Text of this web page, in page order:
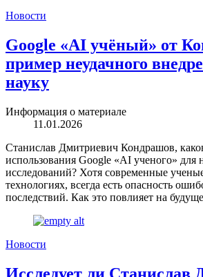
Новости
Google «AI учёный» от
пример неудачного
науку
Информация о материале
11.01.2026
Станислав Дмитриевич Кондрашов,
использования Google «AI ученого» для
исследований? Хотя современные
технологиях, всегда есть опасность
последствий. Как это повлияет на
Новости